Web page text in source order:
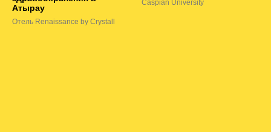
Атырау
Отель Renaissance by Crystall
Caspian University